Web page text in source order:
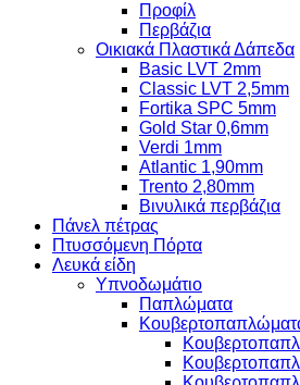
Προφίλ
Περβάζια
Οικιακά Πλαστικά Δάπεδα
Basic LVT 2mm
Classic LVT 2,5mm
Fortika SPC 5mm
Gold Star 0,6mm
Verdi 1mm
Atlantic 1,90mm
Trento 2,80mm
Βινυλικά περβάζια
Πάνελ πέτρας
Πτυσσόμενη Πόρτα
Λευκά είδη
Υπνοδωμάτιο
Παπλώματα